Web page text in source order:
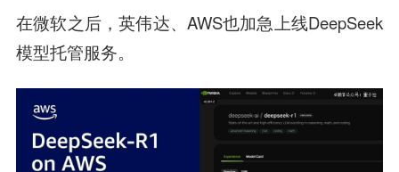
在微软之后，英伟达、AWS也加急上线DeepSeek
模型托管服务。